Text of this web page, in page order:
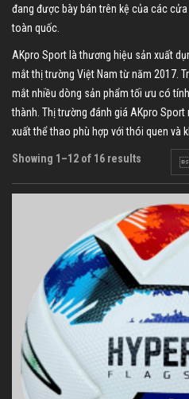
đang được bày bán trên kệ của các
toàn quốc.
AKpro Sport là thương hiệu sản xuất
mắt thị trường Việt Nam từ năm 2017.
mắt nhiều dòng sản phẩm tối ưu có
thành. Thị trường đánh giá AKpro
xuất thể thao phù hợp với thói quen và
Showing 1–12 of 16 results